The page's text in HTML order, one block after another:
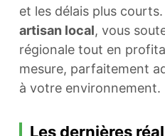
et les délais plus
artisan local, vous
régionale tout en
mesure, parfaitement
à votre environnement.
Les dernières